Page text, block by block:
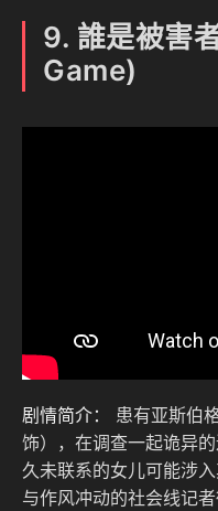
9. 誰是被害
Game)
剧情简介：
患有亚斯伯
饰），在调查一起诡异
久未联系的女儿可能涉
与作风冲动的社会线记